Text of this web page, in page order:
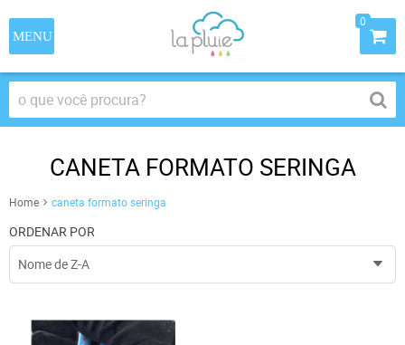
0
CANETA FORMATO SERINGA
Home caneta formato seringa
ORDENAR POR
Nome de Z-A